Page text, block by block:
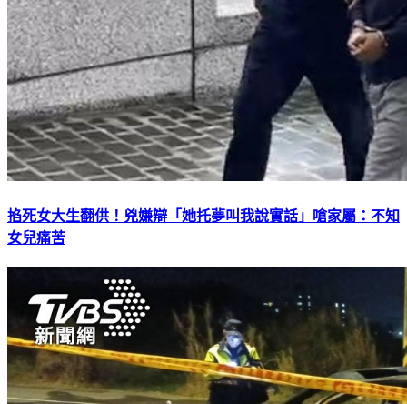
掐死女大生翻供！兇嫌辯「她托夢叫我說實話」嗆家屬：不知
女兒痛苦